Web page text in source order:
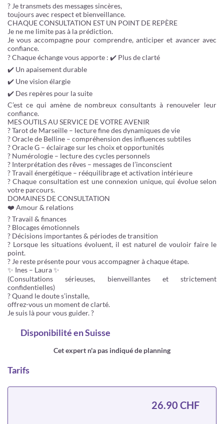
? Je transmets des messages sincères,
toujours avec respect et bienveillance.
CHAQUE CONSULTATION EST UN POINT DE REPÈRE
Je ne me limite pas à la prédiction.
Je vous accompagne pour comprendre, anticiper et avancer avec
confiance.
? Chaque échange vous apporte : ✔️ Plus de clarté
✔️ Un apaisement durable
✔️ Une vision élargie
✔️ Des repères pour la suite
C’est ce qui amène de nombreux consultants à renouveler leur
confiance.
MES OUTILS AU SERVICE DE VOTRE AVENIR
? Tarot de Marseille – lecture fine des dynamiques de vie
? Oracle de Belline – compréhension des influences subtiles
? Oracle G – éclairage sur les choix et opportunités
? Numérologie – lecture des cycles personnels
? Interprétation des rêves – messages de l’inconscient
? Travail énergétique – rééquilibrage et activation intérieure
? Chaque consultation est une connexion unique, qui évolue selon
votre parcours.
DOMAINES DE CONSULTATION
❤️ Amour & relations
? Travail & finances
? Blocages émotionnels
? Décisions importantes & périodes de transition
? Lorsque les situations évoluent, il est naturel de vouloir faire le
point.
? Je reste présente pour vous accompagner à chaque étape.
✨ Ines – Laura ✨
(Consultations sérieuses, bienveillantes et strictement
confidentielles)
? Quand le doute s’installe,
offrez-vous un moment de clarté.
Je suis là pour vous guider. ?
Disponibilitéen Suisse
Cet expert n'a pas indiqué de planning
Tarifs
26.90 CHF